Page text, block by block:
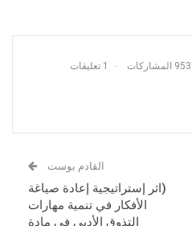
953 المشاركات 1 تعليقات
القادم بوست
(اثر إستراتيجية إعادة صياغة
الأفكار في تنمية مهارات
التذوق الأدبي في مادة